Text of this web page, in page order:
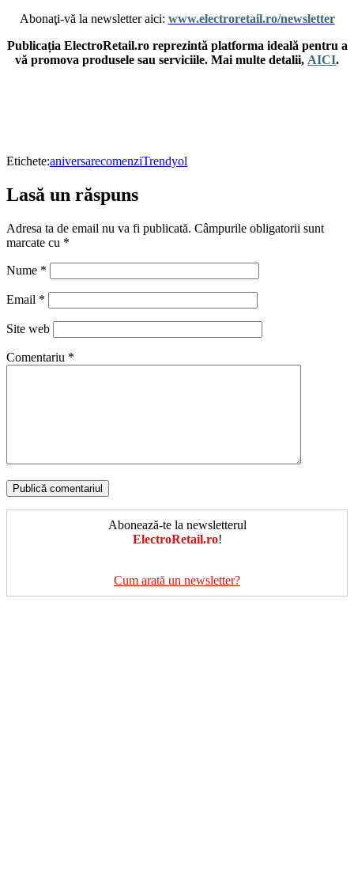
Abonaţi-vă la newsletter aici: www.electroretail.ro/newsletter
Publicația ElectroRetail.ro reprezintă platforma ideală pentru a
vă promova produsele sau serviciile. Mai multe detalii, AICI.
Etichete:aniversarecomenziTrendyol
Lasă un răspuns
Adresa ta de email nu va fi publicată. Câmpurile obligatorii sunt
marcate cu *
Nume *
Email *
Site web
Comentariu *
Abonează-te la newsletterul
ElectroRetail.ro!
Cum arată un newsletter?